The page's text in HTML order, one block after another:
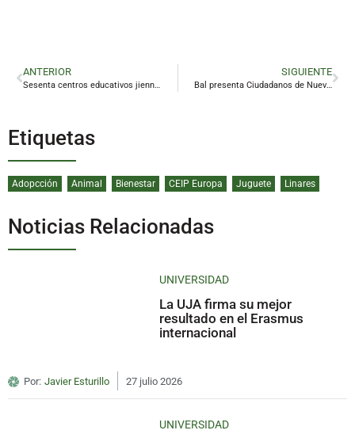
ANTERIOR
Sesenta centros educativos jienneses participan en el programa de pensamiento computacional de la Junta
SIGUIENTE
Bal presenta Ciudadanos de Nuevo como «la esperanza para que el partido pueda salir del bache»
Etiquetas
Adopcción Animal Bienestar CEIP Europa Juguete Linares
Noticias Relacionadas
UNIVERSIDAD
La UJA firma su mejor
resultado en el Erasmus
internacional
Por: Javier Esturillo 27 julio 2026
UNIVERSIDAD